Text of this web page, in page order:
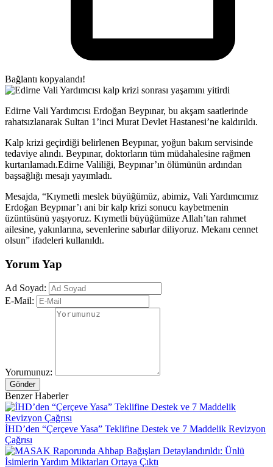
Bağlantı kopyalandı!
Edirne Vali Yardımcısı Erdoğan Beypınar, bu akşam saatlerinde
rahatsızlanarak Sultan 1’inci Murat Devlet Hastanesi’ne kaldırıldı.
Kalp krizi geçirdiği belirlenen Beypınar, yoğun bakım servisinde
tedaviye alındı. Beypınar, doktorların tüm müdahalesine rağmen
kurtarılamadı.Edirne Valiliği, Beypınar’ın ölümünün ardından
başsağlığı mesajı yayımladı.
Mesajda, “Kıymetli meslek büyüğümüz, abimiz, Vali Yardımcımız
Erdoğan Beypınar’ı ani bir kalp krizi sonucu kaybetmenin
üzüntüsünü yaşıyoruz. Kıymetli büyüğümüze Allah’tan rahmet
ailesine, yakınlarına, sevenlerine sabırlar diliyoruz. Mekanı cennet
olsun” ifadeleri kullanıldı.
Yorum Yap
Ad Soyad:
E-Mail:
Yorumunuz:
Gönder
Benzer Haberler
İHD’den “Çerçeve Yasa” Teklifine Destek ve 7 Maddelik Revizyon
Çağrısı